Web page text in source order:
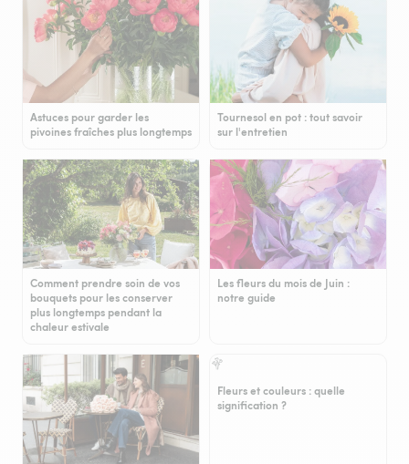
Astuces pour garder les
pivoines fraîches plus longtemps
Tournesol en pot : tout savoir
sur l'entretien
Comment prendre soin de vos
bouquets pour les conserver
plus longtemps pendant la
chaleur estivale
Les fleurs du mois de Juin :
notre guide
Fleurs et couleurs : quelle
signification ?